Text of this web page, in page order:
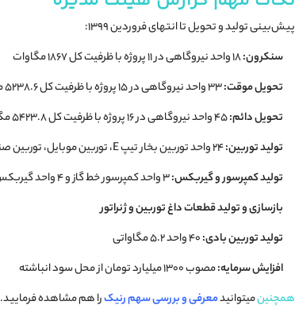
پیش‌بینی تولید و تحویل تا انتهای فروردین ۱۳۹۹:
سنکرون:
تحویل موقت:
تحویل دائم:
تولید توربین:
تولید کمپرسور و گیربکس:
بازسازی و تولید قطعات داغ توربین و ژنراتور
تولید توربین بادی:
افزایش سرمایه:مصوب ۱۳۰۰ میلیارد تومان از محل سود انباشته
همچنینمیتوانیدمعرفی و بررسی سهم رنیکرا هم مشاهده فرمایید.